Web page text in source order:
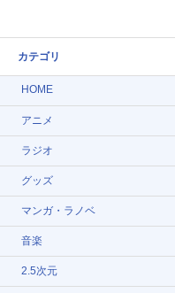
カテゴリ
HOME
アニメ
ラジオ
グッズ
マンガ・ラノベ
音楽
2.5次元